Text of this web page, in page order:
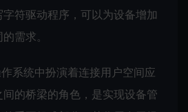
符驱动程序，可以为设备增加
需求。
系统中扮演着连接用户空间应
的桥梁的角色，是实现设备管